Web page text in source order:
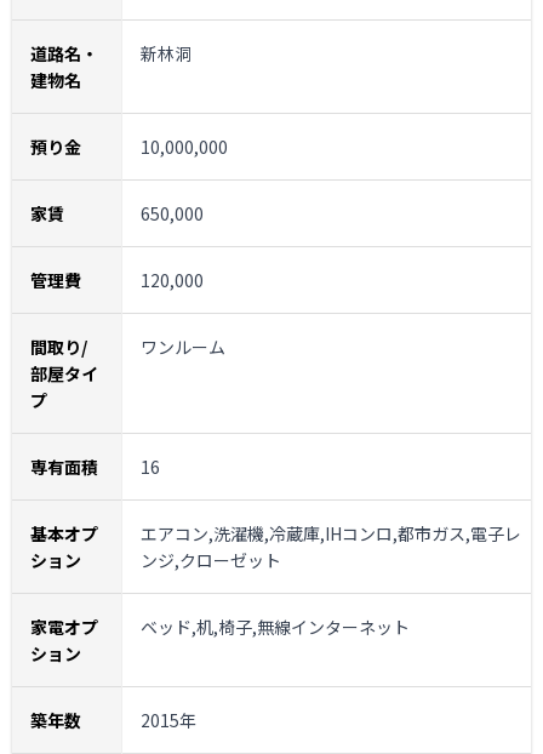
道路名・
建物名
新林洞
預り金 10,000,000
家賃 650,000
管理費 120,000
間取り/
部屋タイ
プ
ワンルーム
専有面積 16
基本オプ
ション
エアコン,洗濯機,冷蔵庫,IHコンロ,都市ガス,電子レ
ンジ,クローゼット
家電オプ
ション
ベッド,机,椅子,無線インターネット
築年数 2015年